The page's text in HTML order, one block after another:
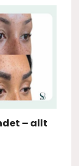
– allt